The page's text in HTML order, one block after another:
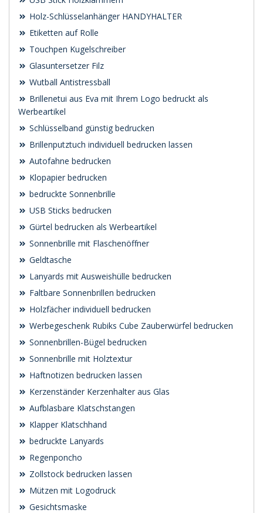
Holz-Schlüsselanhänger HANDYHALTER
Etiketten auf Rolle
Touchpen Kugelschreiber
Glasuntersetzer Filz
Wutball Antistressball
Brillenetui aus Eva mit Ihrem Logo bedruckt als
Werbeartikel
Schlüsselband günstig bedrucken
Brillenputztuch individuell bedrucken lassen
Autofahne bedrucken
Klopapier bedrucken
bedruckte Sonnenbrille
USB Sticks bedrucken
Gürtel bedrucken als Werbeartikel
Sonnenbrille mit Flaschenöffner
Geldtasche
Lanyards mit Ausweishülle bedrucken
Faltbare Sonnenbrillen bedrucken
Holzfächer individuell bedrucken
Werbegeschenk Rubiks Cube Zauberwürfel bedrucken
Sonnenbrillen-Bügel bedrucken
Sonnenbrille mit Holztextur
Haftnotizen bedrucken lassen
Kerzenständer Kerzenhalter aus Glas
Aufblasbare Klatschstangen
Klapper Klatschhand
bedruckte Lanyards
Regenponcho
Zollstock bedrucken lassen
Mützen mit Logodruck
Gesichtsmaske